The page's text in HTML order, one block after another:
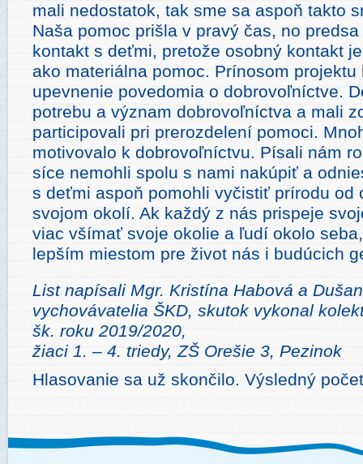
mali nedostatok, tak sme sa aspoň takto
Naša pomoc prišla v pravý čas, no
kontakt s deťmi, pretože osobný kontakt
ako materiálna pomoc. Prínosom
upevnenie povedomia o dobrovoľníctve.
potrebu a význam dobrovoľníctva a mali
participovali pri prerozdelení pomoci.
motivovalo k dobrovoľníctvu. Písali nám
síce nemohli spolu s nami nakúpiť a
s deťmi aspoň pomohli vyčistiť prírodu od
svojom okolí. Ak každý z nás prispeje
viac všímať svoje okolie a ľudí okolo
lepším miestom pre život nás i budúcich
List napísali Mgr. Kristína Habová a
vychovávatelia ŠKD, skutok vykonal
šk. roku 2019/2020,
žiaci 1. – 4. triedy, ZŠ Orešie 3, Pezinok
Hlasovanie sa už skončilo. Výsledný